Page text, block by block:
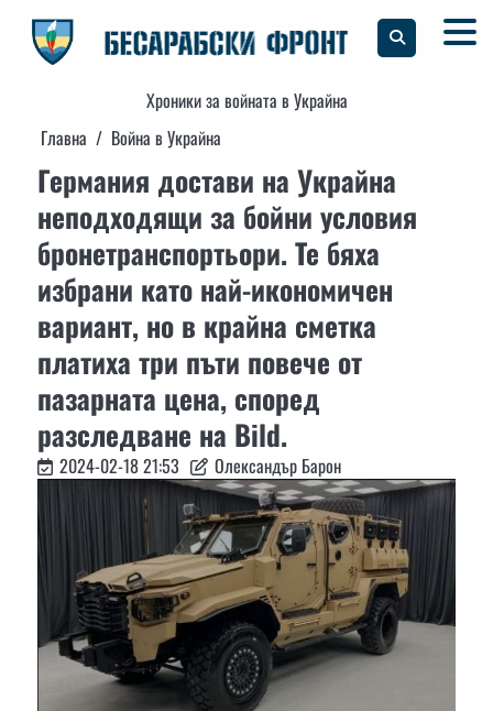
content
Хроники за войната в Украйна
Главна
Война в Украйна
Германия достави на Украйна
неподходящи за бойни условия
бронетранспортьори. Те бяха
избрани като най-икономичен
вариант, но в крайна сметка
платиха три пъти повече от
пазарната цена, според
разследване на Bild.
2024-02-18 21:53 Олександър Барон